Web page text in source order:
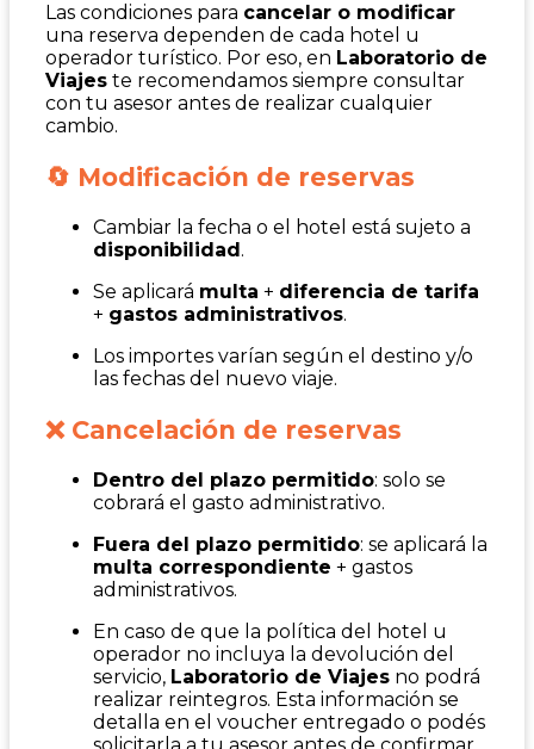
Las condiciones para cancelar o modificar
una reserva dependen de cada hotel u
operador turístico. Por eso, en Laboratorio de
Viajes te recomendamos siempre consultar
con tu asesor antes de realizar cualquier
cambio.
🔄 Modificación de reservas
Cambiar la fecha o el hotel está sujeto a
disponibilidad .
Se aplicará multa + diferencia de tarifa
+ gastos administrativos.
Los importes varían según el destino y/o
las fechas del nuevo viaje.
❌ Cancelación de reservas
Dentro del plazo permitido: solo se
cobrará el gasto administrativo.
Fuera del plazo permitido: se aplicará la
multa correspondiente + gastos
administrativos.
En caso de que la política del hotel u
operador no incluya la devolución del
servicio, Laboratorio de Viajes no podrá
realizar reintegros. Esta información se
detalla en el voucher entregado o podés